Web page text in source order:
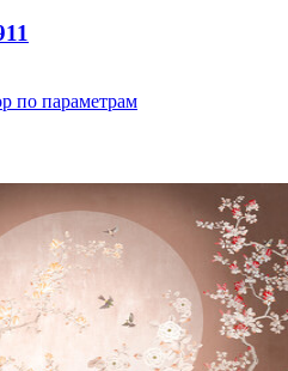
по параметрам